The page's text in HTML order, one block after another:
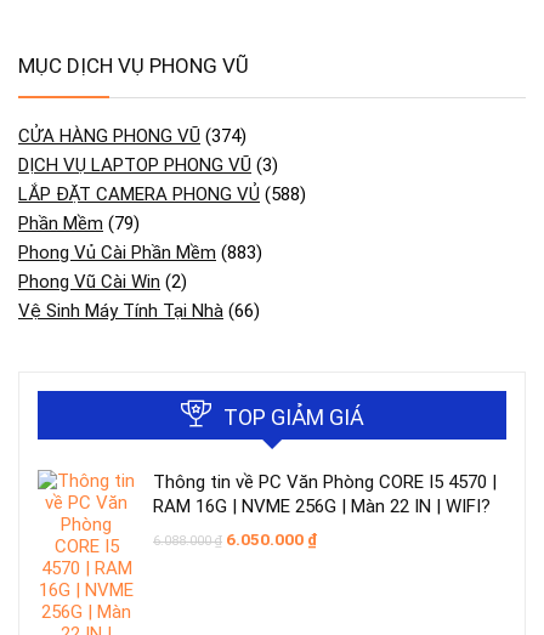
MỤC DỊCH VỤ PHONG VŨ
CỬA HÀNG PHONG VŨ (374)
DỊCH VỤ LAPTOP PHONG VŨ (3)
LẮP ĐẶT CAMERA PHONG VỦ (588)
Phần Mềm (79)
Phong Vủ Cài Phần Mềm (883)
Phong Vũ Cài Win (2)
Vệ Sinh Máy Tính Tại Nhà (66)
TOP GIẢM GIÁ
Thông tin về PC Văn Phòng CORE I5 4570 |
RAM 16G | NVME 256G | Màn 22 IN | WIFI?
6.088.000₫ Giá
6.050.000 ₫Giá